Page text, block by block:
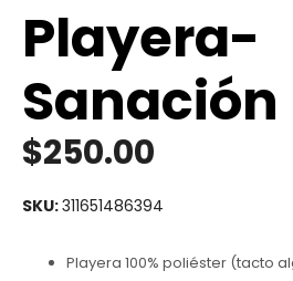
Playera-
Sanación
$250.00
SKU:311651486394
Playera 100% poliéster (tacto